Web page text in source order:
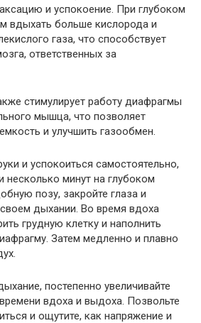
и успокоение. При глубоком
вдыхать больше кислорода и
газа, что способствует
ответственных за
стимулирует работу диафрагмы
мышца, что позволяет
и улучшить газообмен.
и успокоиться самостоятельно,
несколько минут на глубоком
позу, закройте глаза и
дыхании. Во время вдоха
грудную клетку и наполнить
Затем медленно и плавно
постепенно увеличивайте
вдоха и выдоха. Позвольте
и ощутите, как напряжение и